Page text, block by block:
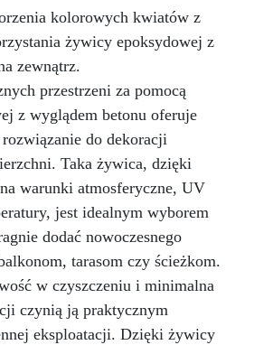
naturalnego efektu, stwórz
za pomocą różnych warstw
lub naśladuj wygląd kamieni
błysk swoim elementom za
brokatu i odkryj świat
możliwości. Ten zestaw jest
miłośników DIY lub osób
relaksującej i zabawnej
także oryginalnym pomysłem
miłośników ręcznie robionej
jesteś gotowy na tworzenie
w prosty sposób? Dzięki
biżuterii z żywicy UV
po kroku prowadzony przez
Resin Pro, dzięki dołączonej
Pozwól się zainspirować i
biżuterii, które opowiadają
Zamów teraz!
kolorowych kwiatów z
żywicy epoksydowej z
zewnątrz.
przestrzeni za pomocą
z wyglądem betonu oferuje
rozwiązanie do dekoracji
Taka żywica, dzięki
warunki atmosferyczne, UV
jest idealnym wyborem
dodać nowoczesnego
tarasom czy ścieżkom.
w czyszczeniu i minimalna
czynią ją praktycznym
eksploatacji. Dzięki żywicy